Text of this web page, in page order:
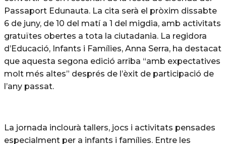
Passaport Edunauta. La cita serà el pròxim dissabte
6 de juny, de 10 del matí a 1 del migdia, amb activitats
gratuïtes obertes a tota la ciutadania. La regidora
d’Educació, Infants i Famílies, Anna Serra, ha destacat
que aquesta segona edició arriba “amb expectatives
molt més altes” després de l’èxit de participació de
l’any passat.
La jornada inclourà tallers, jocs i activitats pensades
especialment per a infants i famílies. Entre les